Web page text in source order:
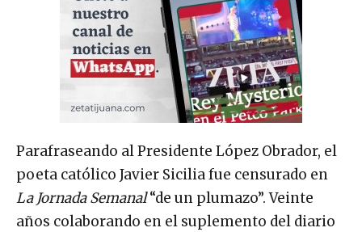
Parafraseando al Presidente López Obrador, el
poeta católico Javier Sicilia fue censurado en
La Jornada Semanal“de un plumazo”. Veinte
años colaborando en el suplemento del diario